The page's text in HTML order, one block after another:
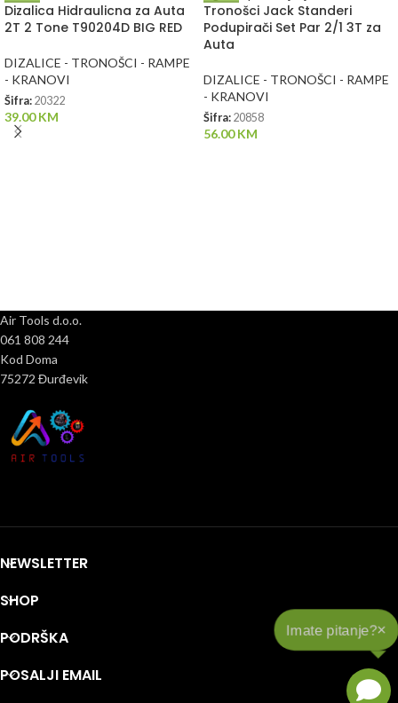
Dizalica Hidraulicna za Auta
2T 2 Tone T90204D BIG RED
DIZALICE - TRONOŠCI - RAMPE
- KRANOVI
Šifra: 20322
39.00KM
Tronošci Jack Standeri
Podupirači Set Par 2/1 3T za
Auta
DIZALICE - TRONOŠCI - RAMPE
- KRANOVI
Šifra: 20858
56.00KM
Air Tools d.o.o.
061 808 244
Kod Doma
75272 Đurđevik
NEWSLETTER
SHOP
PODRŠKA
POSALJI EMAIL